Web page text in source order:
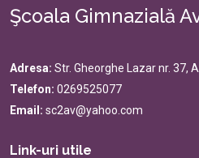
Şcoala Gimnazială
Adresa: Str. Gheorghe Lazar nr. 37,
Telefon: 0269525077
Email: sc2av@yahoo.com
Link-uri utile